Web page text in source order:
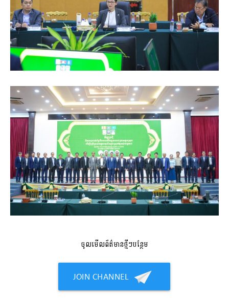
ចូលមើលព័ត៌មានថ្មីៗបន្ថែម